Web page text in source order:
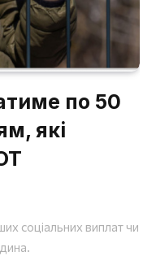
по 50
які
соціальних виплат чи